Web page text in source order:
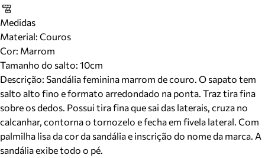
Medidas
Material: Couros
Cor: Marrom
Tamanho do salto: 10cm
Descrição: Sandália feminina marrom de couro. O sapato tem
salto alto fino e formato arredondado na ponta. Traz tira fina
sobre os dedos. Possui tira fina que sai das laterais, cruza no
calcanhar, contorna o tornozelo e fecha em fivela lateral. Com
palmilha lisa da cor da sandália e inscrição do nome da marca. A
sandália exibe todo o pé.